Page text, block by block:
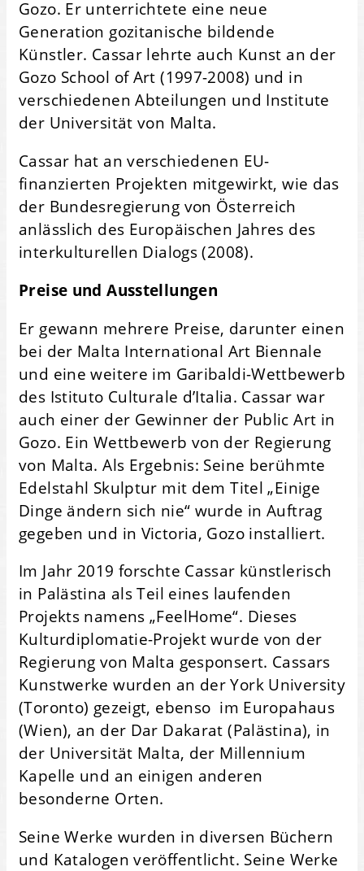
Gozo. Er unterrichtete eine neue
Generation gozitanische bildende
Künstler. Cassar lehrte auch Kunst an der
Gozo School of Art (1997-2008) und in
verschiedenen Abteilungen und Institute
der Universität von Malta.
Cassar hat an verschiedenen EU-
finanzierten Projekten mitgewirkt, wie das
der Bundesregierung von Österreich
anlässlich des Europäischen Jahres des
interkulturellen Dialogs (2008).
Preise und Ausstellungen
Er gewann mehrere Preise, darunter einen
bei der Malta International Art Biennale
und eine weitere im Garibaldi-Wettbewerb
des Istituto Culturale d’Italia. Cassar war
auch einer der Gewinner der Public Art in
Gozo. Ein Wettbewerb von der Regierung
von Malta. Als Ergebnis: Seine berühmte
Edelstahl Skulptur mit dem Titel „Einige
Dinge ändern sich nie“ wurde in Auftrag
gegeben und in Victoria, Gozo installiert.
Im Jahr 2019 forschte Cassar künstlerisch
in Palästina als Teil eines laufenden
Projekts namens „FeelHome“. Dieses
Kulturdiplomatie-Projekt wurde von der
Regierung von Malta gesponsert. Cassars
Kunstwerke wurden an der York University
(Toronto) gezeigt, ebenso im Europahaus
(Wien), an der Dar Dakarat (Palästina), in
der Universität Malta, der Millennium
Kapelle und an einigen anderen
besonderne Orten.
Seine Werke wurden in diversen Büchern
und Katalogen veröffentlicht. Seine Werke